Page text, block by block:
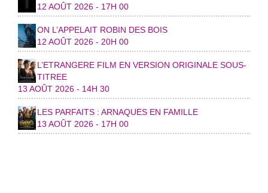
12 AOÛT 2026 - 17H 00
ON L’APPELAIT ROBIN DES BOIS
12 AOÛT 2026 - 20H 00
L’ETRANGERE FILM EN VERSION ORIGINALE SOUS-
TITREE
13 AOÛT 2026 - 14H 30
LES PARFAITS : ARNAQUES EN FAMILLE
13 AOÛT 2026 - 17H 00